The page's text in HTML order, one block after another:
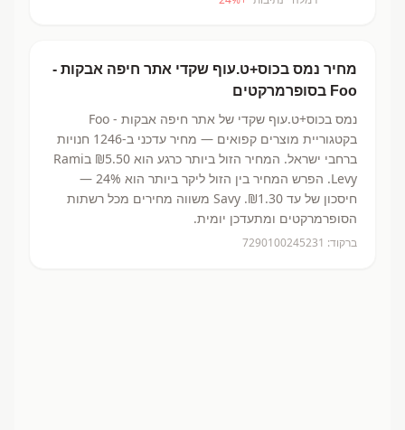
מחיר נמס בכוס+ט.עוף שקדי אתר חיפה אבקות -
Foo בסופרמרקטים
נמס בכוס+ט.עוף שקדי של אתר חיפה אבקות - Foo
בקטגוריית מוצרים קפואים — מחיר עדכני ב-1246 חנויות
ברחבי ישראל. המחיר הזול ביותר כרגע הוא ₪5.50
בRami
Levy.
הפרש המחיר בין הזול ליקר ביותר הוא 24% —
חיסכון של עד ₪1.30.
Savy משווה מחירים מכל רשתות
הסופרמרקטים ומתעדכן יומית.
ברקוד: 7290100245231